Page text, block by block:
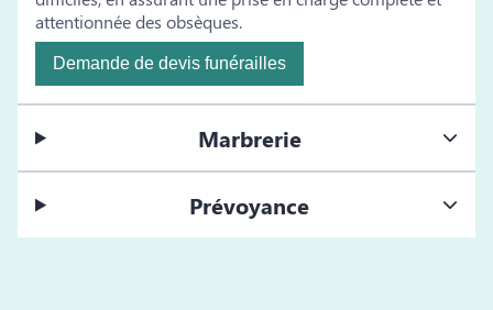
attentionnée des obsèques.
Demande de devis funérailles
Marbrerie
Prévoyance